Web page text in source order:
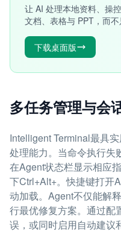
让 AI 处理本地资料、操
文档、表格与 PPT，而不
下载桌面版
多任务管理与会
Intelligent Terminal最具
处理能力。当命令执行失
在Agent状态栏显示相应
下Ctrl+Alt+。快捷键打开
动加载。Agent不仅能解
行最优修复方案。通过配
误，或同时启用自动建议